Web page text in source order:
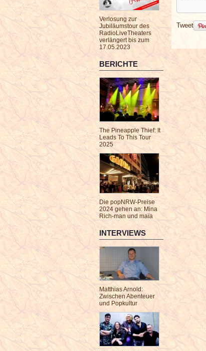
Verlosung zur
Jubiläumstour des
RadioLiveTheaters
verlängert bis zum
17.05.2023
BERICHTE
The Pineapple Thief: It
Leads To This Tour
2025
Die popNRW-Preise
2024 gehen an: Mina
Rich-man und maïa
INTERVIEWS
Matthias Arnold:
Zwischen Abenteuer
und Popkultur
Tweet